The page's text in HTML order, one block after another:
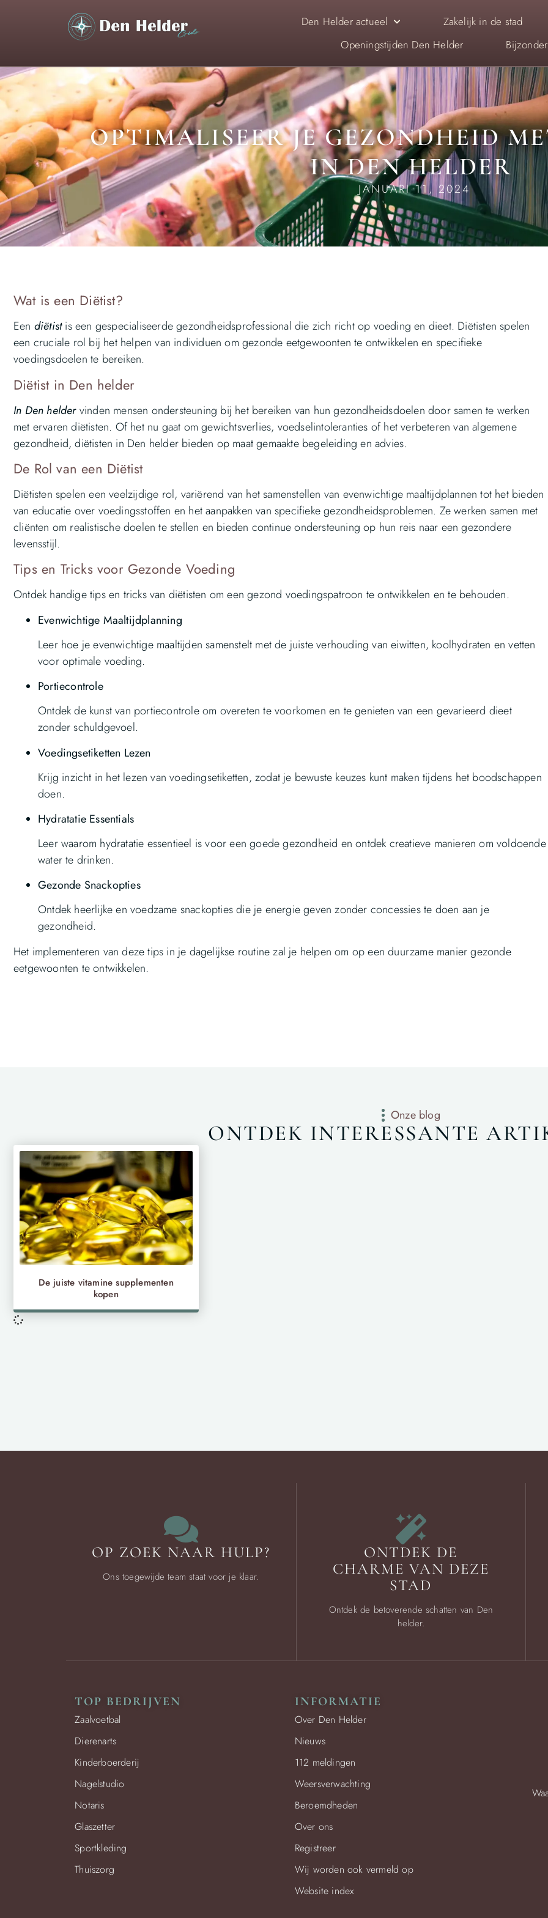
Den Helder actueel Zakelijk in de stad
Openingstijden Den Helder
OPTIMALISEER JE GEZONDHEID
IN DEN HELDER
JANUARI 11, 2024
Wat is een Diëtist?
Een diëtistis een gespecialiseerde gezondheidsprofessional die zich richt op voeding en dieet. Diëtisten spelen
een cruciale rol bij het helpen van individuen om gezonde eetgewoonten te ontwikkelen en specifieke
voedingsdoelen te bereiken.
Diëtist in Den helder
In Den heldervinden mensen ondersteuning bij het bereiken van hun gezondheidsdoelen door samen te werken
met ervaren diëtisten. Of het nu gaat om gewichtsverlies, voedselintoleranties of het verbeteren van algemene
gezondheid, diëtisten in Den helder bieden op maat gemaakte begeleiding en advies.
De Rol van een Diëtist
Diëtisten spelen een veelzijdige rol, variërend van het samenstellen van evenwichtige maaltijdplannen tot het bieden
van educatie over voedingsstoffen en het aanpakken van specifieke gezondheidsproblemen. Ze werken samen met
cliënten om realistische doelen te stellen en bieden continue ondersteuning op hun reis naar een gezondere
levensstijl.
Tips en Tricks voor Gezonde Voeding
Ontdek handige tips en tricks van diëtisten om een gezond voedingspatroon te ontwikkelen en te behouden.
Evenwichtige Maaltijdplanning
Leer hoe je evenwichtige maaltijden samenstelt met de juiste verhouding van eiwitten, koolhydraten en vetten
voor optimale voeding.
Portiecontrole
Ontdek de kunst van portiecontrole om overeten te voorkomen en te genieten van een gevarieerd dieet
zonder schuldgevoel.
Voedingsetiketten Lezen
Krijg inzicht in het lezen van voedingsetiketten, zodat je bewuste keuzes kunt maken tijdens het boodschappen
doen.
Hydratatie Essentials
Leer waarom hydratatie essentieel is voor een goede gezondheid en ontdek creatieve manieren om voldoende
water te drinken.
Gezonde Snackopties
Ontdek heerlijke en voedzame snackopties die je energie geven zonder concessies te doen aan je
gezondheid.
Het implementeren van deze tips in je dagelijkse routine zal je helpen om op een duurzame manier gezonde
eetgewoonten te ontwikkelen.
Onze blog
ONTDEK INTERESSANTE
De juiste vitamine supplementen
kopen
OP ZOEK NAAR HULP?
Ons toegewijde team staat voor je klaar.
ONTDEK DE
CHARME VAN DEZE
STAD
Ontdek de betoverende schatten van Den
helder.
INFORMATIE
Over Den Helder
Nieuws
112 meldingen
Weersverwachting
Beroemdheden
Over ons
Registreer
Wij worden ook vermeld op
Website index
TOP BEDRIJVEN
Zaalvoetbal
Dierenarts
Kinderboerderij
Nagelstudio
Notaris
Glaszetter
Sportkleding
Thuiszorg